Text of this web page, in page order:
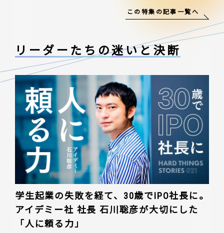
この特集の記事一覧へ
リーダーたちの迷いと決断
学生起業の失敗を経て、30歳でIPO社長に。
アイデミー社 社長 石川聡彦が大切にした
「人に頼る力」